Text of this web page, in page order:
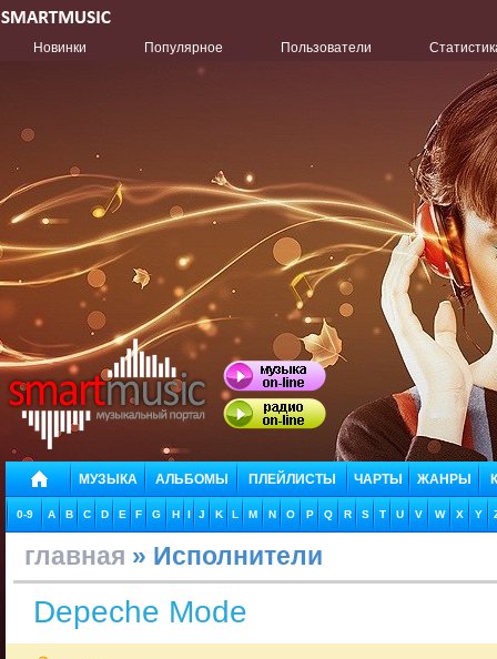
Новинки Популярное Пользователи
МУЗЫКА АЛЬБОМЫ ПЛЕЙЛИСТЫ ЧАРТЫ ЖАНРЫ
0-9 A B C D E F G H I J K L M N O P Q R S T U V W X Y
главная » Исполнители
Depeche Mode